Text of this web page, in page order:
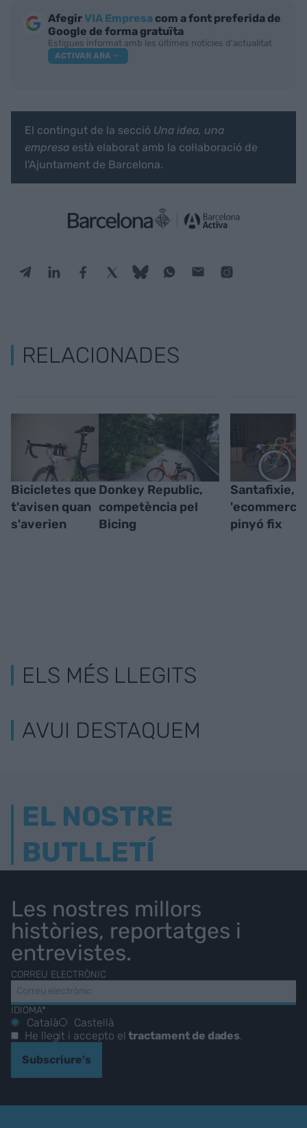
AfegirVIA Empresa com a font preferida de
Google de forma gratuïta
Estigues informat amb les últimes notícies d'actualitat
ACTIVAR ARA
El contingut de la secció Una idea, una
empresa està elaborat amb la col·laboració de
l'Ajuntament de Barcelona.
RELACIONADES
Bicicletes que
t'avisen quan
s'averien
Donkey Republic,
competència pel
Bicing
Santafixie,
pinyó fix
ELS MÉS LLEGITS
AVUI DESTAQUEM
EL NOSTRE
BUTLLETÍ
Les nostres millors
històries, reportatges i
entrevistes.
CORREU ELECTRÒNIC
IDIOMA*
Català
Castellà
He llegit i accepto eltractament de dades
Subscriure's